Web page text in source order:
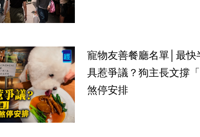
寵物友善餐廳名單│最
具惹爭議？狗主長文撐
煞停安排